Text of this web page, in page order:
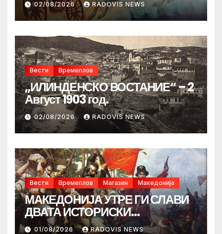
02/08/2026 RADOVIS NEWS
Вести Времеплов
„ИЛИНДЕНСКО ВОСТАНИЕ“ – 2
Август 1903 год.
02/08/2026 RADOVIS NEWS
Вести Времеплов Магазин Македонија
МАКЕДОНИЈА УТРЕ ГИ СЛАВИ
ДВАТА ИСТОРИСКИ
ИЛИНДЕНА!
01/08/2026 RADOVIS NEWS